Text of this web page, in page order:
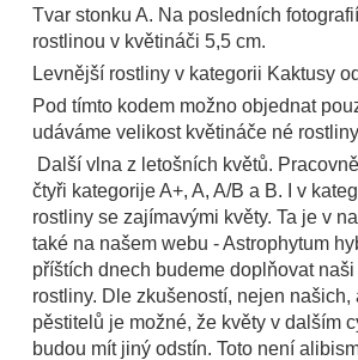
Tvar stonku A. Na posledních
rostlinou v květináči 5,5 cm.
Levnější rostliny v kategorii Kaktusy
Pod tímto kodem možno objednat
udáváme velikost květináče né
Další vlna z letošních květů.
čtyři kategorije A+, A, A/B a B. I v
rostliny se zajímavými květy. Ta je v
také na našem webu - Astrophytum
příštích dnech budeme doplňovat
rostliny. Dle zkušeností, nejen našich,
pěstitelů je možné, že květy v dalším
budou mít jiný odstín. Toto není